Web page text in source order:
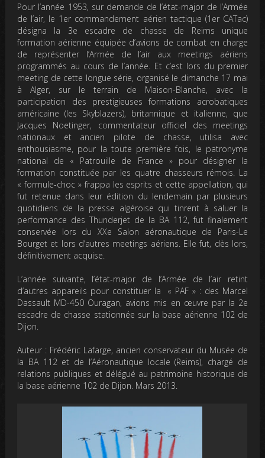
Pour l’année 1953, sur demande de l’état-major de l’Armée
de l’air, le 1er commandement aérien tactique (1er CATac)
désigna la 3e escadre de chasse de Reims unique
formation aérienne équipée d’avions de combat en charge
de représenter l’Armée de l’air aux meetings aériens
programmés au cours de l’année. Et c’est lors du premier
meeting de cette longue série, organisé le dimanche 17 mai
à Alger, sur le terrain de Maison-Blanche, avec la
participation des prestigieuses formations acrobatiques
américaine (les Skyblazers), britannique et italienne, que
Jacques Noetinger, commentateur officiel des meetings
nationaux et ancien pilote de chasse, utilisa avec
enthousiasme, pour la toute première fois, le patronyme
national de « Patrouille de France » pour désigner la
formation constituée par les quatre chasseurs rémois. La
« formule-choc » frappa les esprits et cette appellation, qui
fut retenue dans leur édition du lendemain par plusieurs
quotidiens de la presse algéroise qui tinrent à saluer la
performance des Thunderjet de la BA 112, fut finalement
conservée lors du XXe Salon aéronautique de Paris-Le
Bourget et lors d’autres meetings aériens. Elle fut, dès lors,
définitivement acquise.
L’année suivante, l’état-major de l’Armée de l’air retint
d’autres appareils pour constituer la « PAF » : des Marcel
Dassault MD-450 Ouragan, avions mis en œuvre par la 2e
escadre de chasse stationnée sur la base aérienne 102 de
Dijon.
Auteur : Frédéric Lafarge, ancien conservateur du Musée de
la BA 112 et de l’Aéronautique locale (Reims), chargé de
relations publiques et délégué au patrimoine historique de
la base aérienne 102 de Dijon. Mars 2013.